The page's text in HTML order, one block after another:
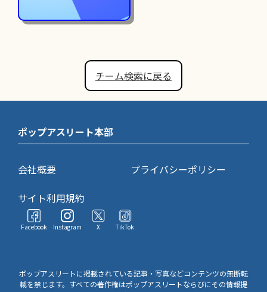
チーム検索に戻る
ポップアスリート本部
会社概要
プライバシーポリシー
サイト利用規約
Facebook Instagram X TikTok
ポップアスリートに掲載されている記事・写真などコンテンツの無断転
載を禁じます。すべての著作権はポップアスリートならびにその情報提